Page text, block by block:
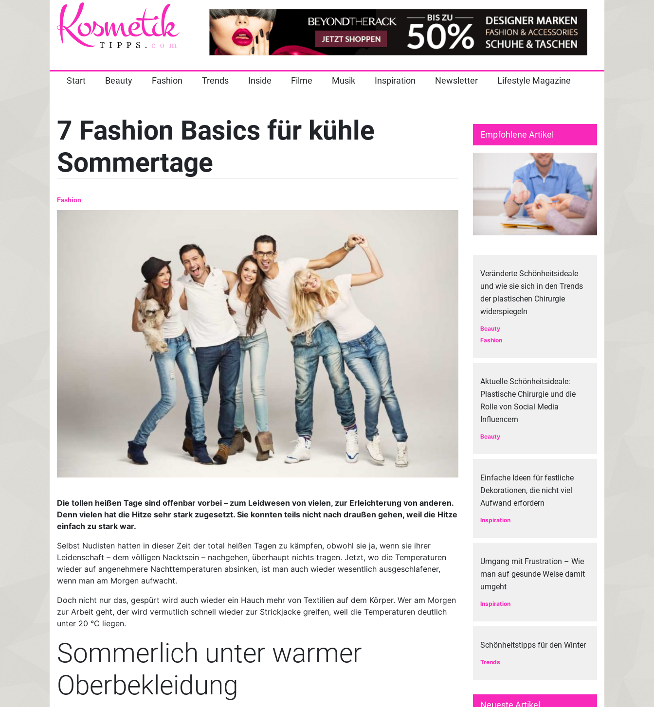
Start Beauty Fashion Trends Inside Filme Musik Inspiration Newsletter Lifestyle Magazine
7 Fashion Basics für kühle
Sommertage
Fashion
Die tollen heißen Tage sind offenbar vorbei – zum Leidwesen von vielen, zur Erleichterung von anderen.
Denn vielen hat die Hitze sehr stark zugesetzt. Sie konnten teils nicht nach draußen gehen, weil die Hitze
einfach zu stark war.
Selbst Nudisten hatten in dieser Zeit der total heißen Tagen zu kämpfen, obwohl sie ja, wenn sie ihrer
Leidenschaft – dem völligen Nacktsein – nachgehen, überhaupt nichts tragen. Jetzt, wo die Temperaturen
wieder auf angenehmere Nachttemperaturen absinken, ist man auch wieder wesentlich ausgeschlafener,
wenn man am Morgen aufwacht.
Doch nicht nur das, gespürt wird auch wieder ein Hauch mehr von Textilien auf dem Körper. Wer am Morgen
zur Arbeit geht, der wird vermutlich schnell wieder zur Strickjacke greifen, weil die Temperaturen deutlich
unter 20 °C liegen.
Sommerlich unter warmer
Oberbekleidung
Empfohlene Artikel
Veränderte Schönheitsideale
und wie sie sich in den Trends
der plastischen Chirurgie
widerspiegeln
Beauty
Fashion
Aktuelle Schönheitsideale:
Plastische Chirurgie und die
Rolle von Social Media
Influencern
Beauty
Einfache Ideen für festliche
Dekorationen, die nicht viel
Aufwand erfordern
Inspiration
Umgang mit Frustration – Wie
man auf gesunde Weise damit
umgeht
Inspiration
Schönheitstipps für den Winter
Trends
Neueste Artikel